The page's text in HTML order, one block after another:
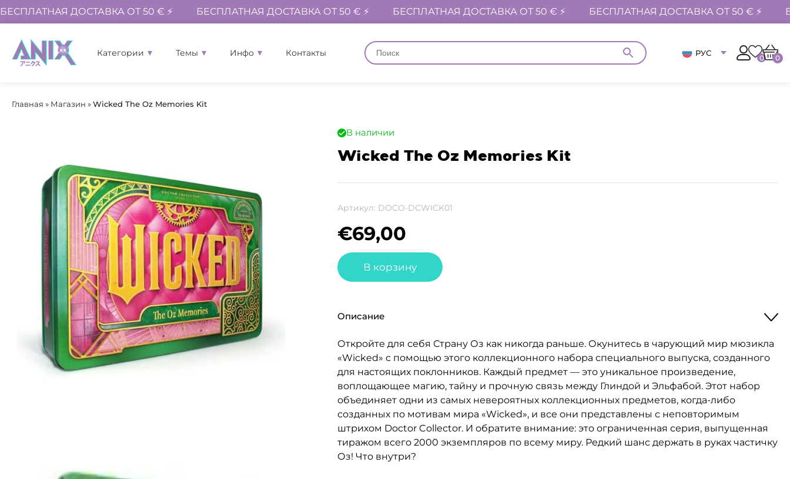
БЕСПЛАТНАЯ ДОСТАВКА ОТ 50 € ⚡ БЕСПЛАТНАЯ ДОСТАВКА ОТ 50 € ⚡ БЕСПЛАТНАЯ ДОСТАВКА ОТ 50 € ⚡ БЕСПЛАТНАЯ ДОСТАВКА ОТ 50 € ⚡
Категории Темы Инфо Контакты РУС
0 0
Главная » Магазин »Wicked The Oz Memories Kit
В наличии
Wicked The Oz Memories Kit
Артикул: DOCO-DCWICK01
€69,00
В корзину
Описание
Откройте для себя Страну Оз как никогда раньше. Окунитесь в чарующий мир мюзикла
«Wicked» с помощью этого коллекционного набора специального выпуска, созданного
для настоящих поклонников. Каждый предмет — это уникальное произведение,
воплощающее магию, тайну и прочную связь между Глиндой и Эльфабой. Этот набор
объединяет одни из самых невероятных коллекционных предметов, когда-либо
созданных по мотивам мира «Wicked», и все они представлены с неповторимым
штрихом Doctor Collector. И обратите внимание: это ограниченная серия, выпущенная
тиражом всего 2000 экземпляров по всему миру. Редкий шанс держать в руках частичку
Оз! Что внутри?